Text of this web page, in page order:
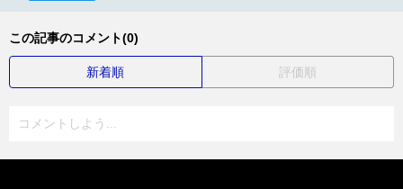
この記事のコメント(0)
新着順 評価順
コメントしよう...